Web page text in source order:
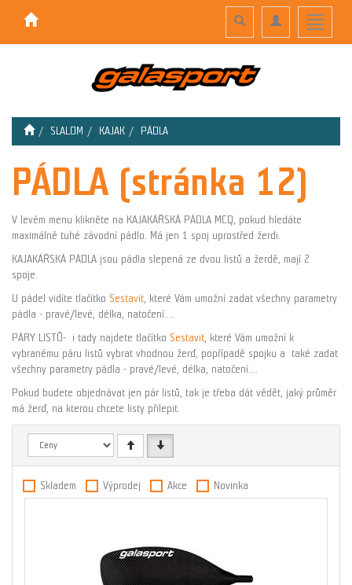
Toggle
Toggle
navigation
Toggle
search
SLALOM KAJAK PÁDLA
PÁDLA (stránka 12)
V levém menu klikněte na KAJAKÁŘSKÁ PÁDLA MCQ, pokud hledáte
maximálně tuhé závodní pádlo. Má jen 1 spoj uprostřed žerdi.
KAJAKÁŘSKÁ PÁDLA jsou pádla slepená ze dvou listů a žerdě, mají 2
spoje.
U pádel vidíte tlačítko Sestavit, které Vám umožní zadat všechny parametry
pádla - pravé/levé, délka, natočení....
PÁRY LISTŮ- i tady najdete tlačítko Sestavit, které Vám umožní k
vybranému páru listů vybrat vhodnou žerď, popřípadě spojku a také zadat
všechny parametry pádla - pravé/levé, délka, natočení....
Pokud budete objednávat jen pár listů, tak je třeba dát vědět, jaký průměr
má žerď, na kterou chcete listy přilepit.
Skladem Výprodej Akce Novinka